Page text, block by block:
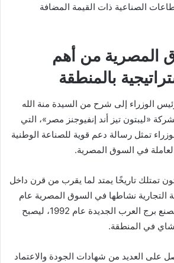
الصناعية ذات القيمة المضافة
المصرية من أهم
بالمنطقة
الوزراء إلى شرح من السيدة منة الله
«ليبتون تيز أند إنفيوجنز مصر»، التي
تمثل رسالة دعم قوية للصناعة الوطنية
العاملة في السوق المصرية.
تمتلك تاريخًا يمتد لما يقرب من قرن داخل
التجارية نشاطها في السوق المصرية عام
1934، فيما تم إنشاء مصنع برج العرب الجديدة عام 1992، ليصبح
في المنطقة.
على العديد من شهادات الجودة والاعتماد